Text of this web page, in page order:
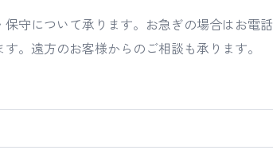
守について承ります。お急ぎの場合はお電話
。遠方のお客様からのご相談も承ります。